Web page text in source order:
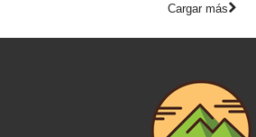
Cargar más